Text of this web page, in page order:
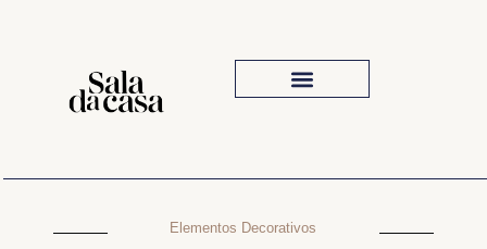
Elementos Decorativos